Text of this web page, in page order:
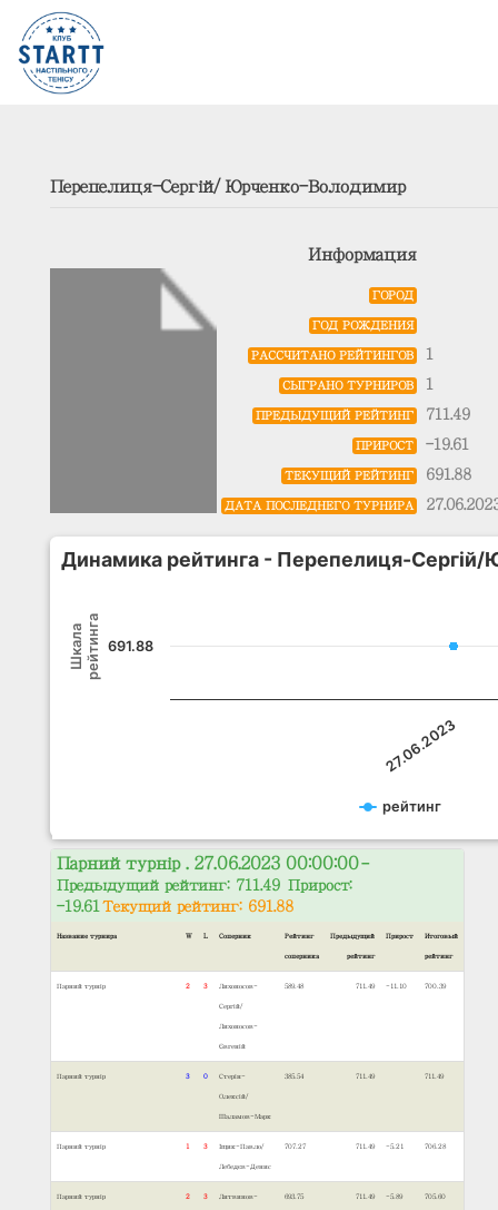
Перепелиця-Сергій/Юрченко-Володимир
Информация
ГОРОД
ГОД РОЖДЕНИЯ
РАССЧИТАНО РЕЙТИНГОВ 1
СЫГРАНО ТУРНИРОВ 1
ПРЕДЫДУЩИЙ РЕЙТИНГ 711.49
ПРИРОСТ -19.61
ТЕКУЩИЙ РЕЙТИНГ 691.88
ДАТА ПОСЛЕДНЕГО ТУРНИРА
Шкаларейтинга
Динамика рейтинга - Перепелиця-
рейтинг
27.06.2023
691.88
Парний турнір . 27.06.2023 00:00:00–
Предыдущий рейтинг: 711.49 Прирост:
-19.61 Текущий рейтинг: 691.88
Название турнира W L Соперник Рейтинг
соперника
Предыдущий
рейтинг
Прирост Итоговый
рейтинг
Парний турнір 2 3 Лихоносов-
Сергій/
Лихоносов-
Євгеній
589.48 711.49 -11.10 700.39
Парний турнір 3 0 Стерін-
Олексій/
Шаламов-Марк
385.54 711.49 711.49
Парний турнір 1 3 Іщик-Павло/
Лебедєв-Денис
707.27 711.49 -5.21 706.28
Парний турнір 2 3 Литвинов- 693.75 711.49 -5.89 705.60